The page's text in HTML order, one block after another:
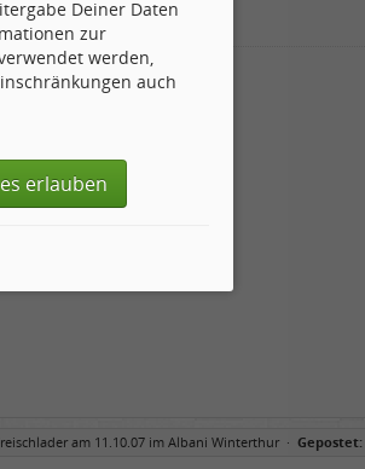
!
am 11.10.07 im Albani Winterthur · Gepostet:
Deiner Daten
zur
werden,
auch
erlauben